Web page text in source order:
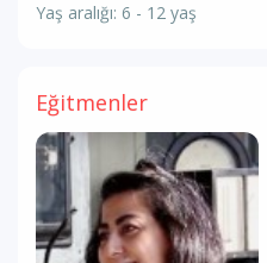
Yaş aralığı: 6 - 12 yaş
Eğitmenler